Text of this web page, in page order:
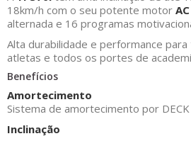
18km/h com o seu potente motor
alternada e 16 programas
Alta durabilidade e performance
atletas e todos os portes de
Benefícios
Amortecimento
Sistema de amortecimento por
Inclinação